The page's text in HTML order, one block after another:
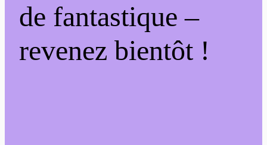
de fantastique –
revenez bientôt !